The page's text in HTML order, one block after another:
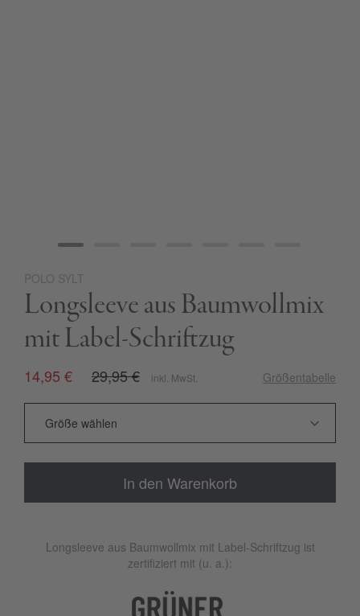
Zum
Anfang
der
Bildgalerie
springen
POLO SYLT
Longsleeve aus Baumwollmix
mit Label-Schriftzug
14,95 € 29,95 € inkl. MwSt. Größentabelle
In den Warenkorb
Longsleeve aus Baumwollmix mit Label-Schriftzug ist
zertifiziert mit (u. a.):